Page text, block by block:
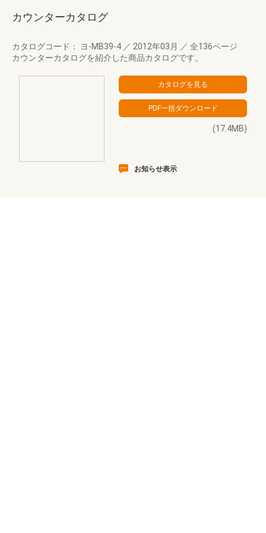
カウンターカタログ
カタログコード： ヨ-MB39-4 ／ 2012年03月 ／ 全136ページ
カウンターカタログを紹介した商品カタログです。
(17.4MB)
お知らせ表示